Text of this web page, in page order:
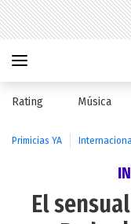
Rating Música
Primicias YA
El